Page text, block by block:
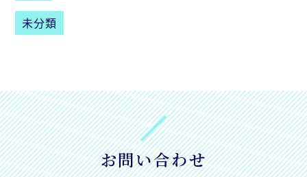
未分類
お問い合わせ